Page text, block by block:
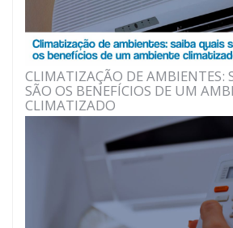
CLIMATIZAÇÃO DE AMBIENTES:
SÃO OS BENEFÍCIOS DE UM
CLIMATIZADO